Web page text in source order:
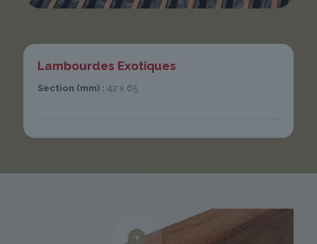
Lambourdes Exotiques
Section (mm) : 42 x 65